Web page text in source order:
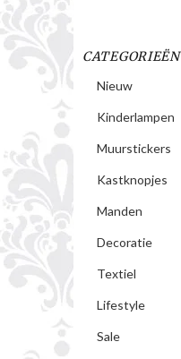
CATEGORIEËN
Nieuw
Kinderlampen
Muurstickers
Kastknopjes
Manden
Decoratie
Textiel
Lifestyle
Sale